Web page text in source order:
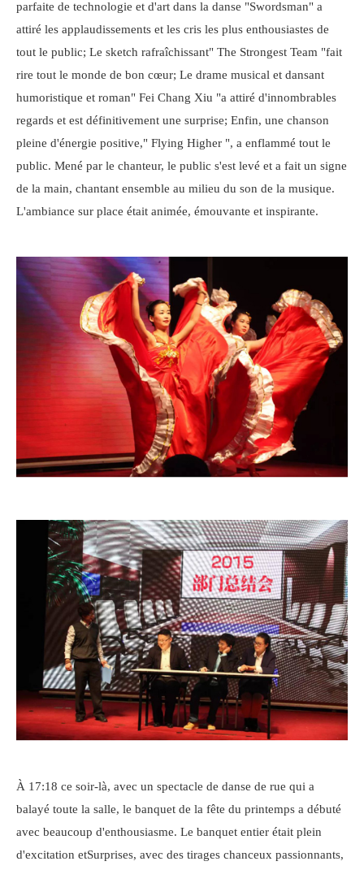
parfaite de technologie et d'art dans la danse "Swordsman" a
attiré les applaudissements et les cris les plus enthousiastes de
tout le public; Le sketch rafraîchissant" The Strongest Team "fait
rire tout le monde de bon cœur; Le drame musical et dansant
humoristique et roman" Fei Chang Xiu "a attiré d'innombrables
regards et est définitivement une surprise; Enfin, une chanson
pleine d'énergie positive," Flying Higher ", a enflammé tout le
public. Mené par le chanteur, le public s'est levé et a fait un signe
de la main, chantant ensemble au milieu du son de la musique.
L'ambiance sur place était animée, émouvante et inspirante.
À 17:18 ce soir-là, avec un spectacle de danse de rue qui a
balayé toute la salle, le banquet de la fête du printemps a débuté
avec beaucoup d'enthousiasme. Le banquet entier était plein
d'excitation etSurprises, avec des tirages chanceux passionnants,